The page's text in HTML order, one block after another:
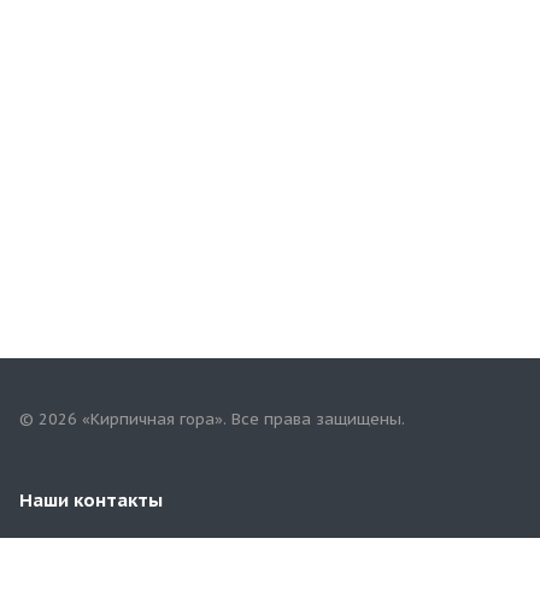
© 2026 «Кирпичная гора». Все права защищены.
Наши контакты
+7(958)268-82-02